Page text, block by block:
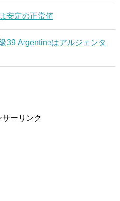
安定の正常値
39 Argentineはアルジェンタ
サーリンク